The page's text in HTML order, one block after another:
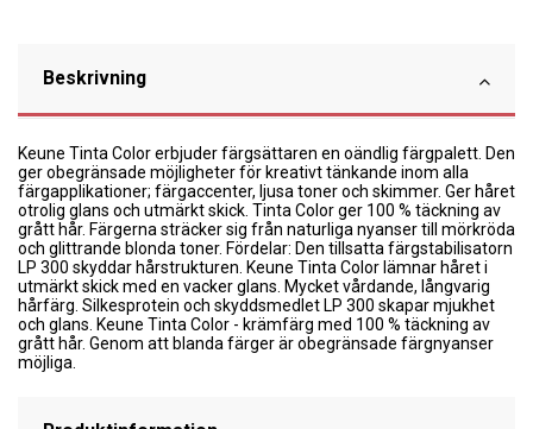
Beskrivning
Keune Tinta Color erbjuder färgsättaren en oändlig färgpalett. Den
ger obegränsade möjligheter för kreativt tänkande inom alla
färgapplikationer; färgaccenter, ljusa toner och skimmer. Ger håret
otrolig glans och utmärkt skick. Tinta Color ger 100 % täckning av
grått hår. Färgerna sträcker sig från naturliga nyanser till mörkröda
och glittrande blonda toner. Fördelar: Den tillsatta färgstabilisatorn
LP 300 skyddar hårstrukturen. Keune Tinta Color lämnar håret i
utmärkt skick med en vacker glans. Mycket vårdande, långvarig
hårfärg. Silkesprotein och skyddsmedlet LP 300 skapar mjukhet
och glans. Keune Tinta Color - krämfärg med 100 % täckning av
grått hår. Genom att blanda färger är obegränsade färgnyanser
möjliga.